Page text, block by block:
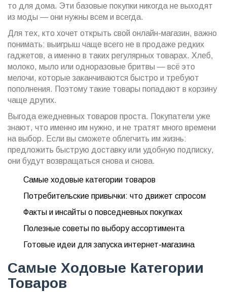
то для дома. Эти базовые покупки никогда не выходят
из моды — они нужны всем и всегда.
Для тех, кто хочет открыть свой онлайн-магазин, важно
понимать: выигрыш чаще всего не в продаже редких
гаджетов, а именно в таких регулярных товарах. Хлеб,
молоко, мыло или одноразовые бритвы — всё это
мелочи, которые заканчиваются быстро и требуют
пополнения. Поэтому такие товары попадают в корзину
чаще других.
Выгода ежедневных товаров проста. Покупатели уже
знают, что именно им нужно, и не тратят много времени
на выбор. Если вы сможете облегчить им жизнь:
предложить быструю доставку или удобную подписку,
они будут возвращаться снова и снова.
Самые ходовые категории товаров
Потребительские привычки: что движет спросом
Факты и инсайты о повседневных покупках
Полезные советы по выбору ассортимента
Готовые идеи для запуска интернет-магазина
Самые Ходовые Категории
Товаров